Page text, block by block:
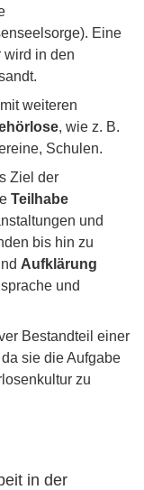
Eine
wird in den
weiteren
, wie z. B.
Schulen.
Ziel der
Teilhabe
und
bis hin zu
Aufklärung
und
Bestandteil einer
sie die Aufgabe
zu
in der